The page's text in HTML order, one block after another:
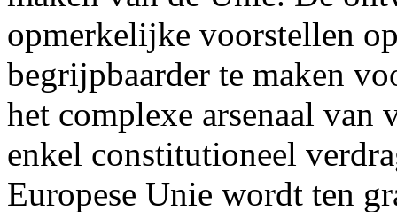
opmerkelijke voorstellen
begrijpbaarder te maken
het complexe arsenaal van
enkel constitutioneel
Europese Unie wordt ten